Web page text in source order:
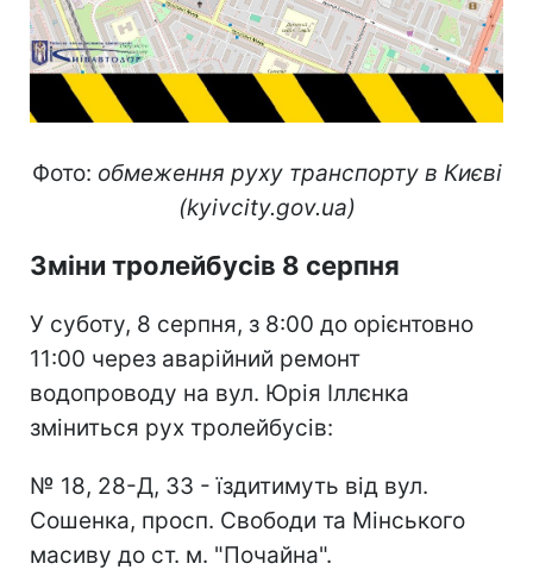
Фото: обмеження руху транспорту в Києві
(kyivcity.gov.ua)
Зміни тролейбусів 8 серпня
У суботу, 8 серпня, з 8:00 до орієнтовно
11:00 через аварійний ремонт
водопроводу на вул. Юрія Іллєнка
зміниться рух тролейбусів:
№ 18, 28-Д, 33 - їздитимуть від вул.
Сошенка, просп. Свободи та Мінського
масиву до ст. м. "Почайна".